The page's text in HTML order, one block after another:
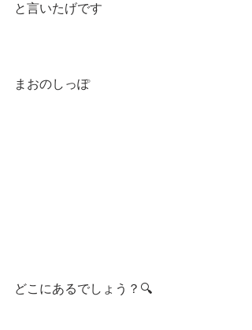
と言いたげです
まおのしっぽ
どこにあるでしょう？🔍